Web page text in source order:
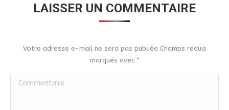
LAISSER UN COMMENTAIRE
Votre adresse e-mail ne sera pas publiée Champs requis
marqués avec *
Commentaire